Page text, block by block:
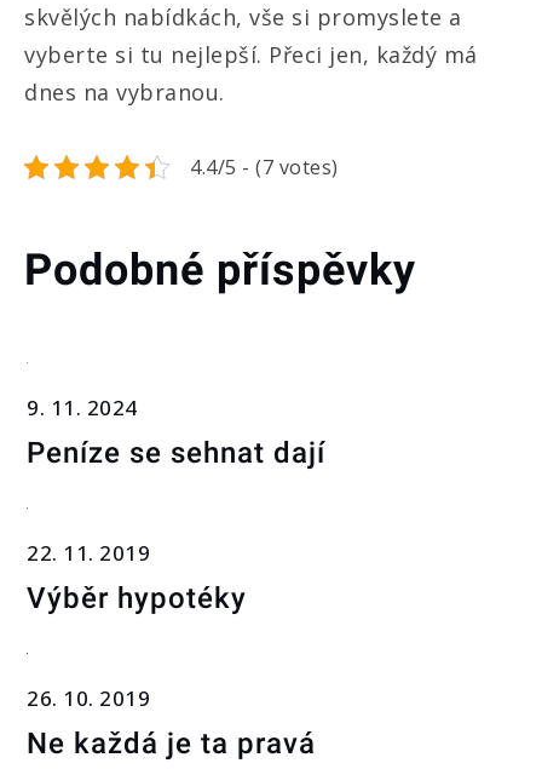
skvělých nabídkách, vše si promyslete a
vyberte si tu nejlepší. Přeci jen, každý má
dnes na vybranou.
4.4/5 - (7 votes)
Podobné příspěvky
9. 11. 2024
Peníze se sehnat dají
22. 11. 2019
Výběr hypotéky
26. 10. 2019
Ne každá je ta pravá